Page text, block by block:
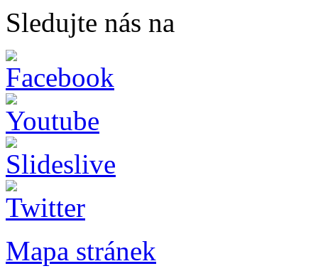
Sledujte nás na
Mapa stránek